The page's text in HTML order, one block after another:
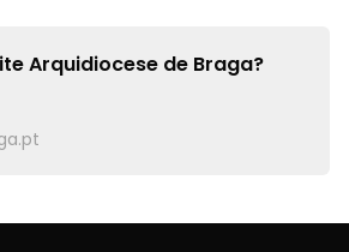
Arquidiocese de Braga?